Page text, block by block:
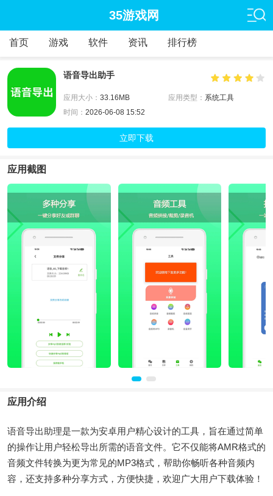
35游戏网
首页 游戏 软件 资讯 排行榜
语音导出助手
应用大小： 33.16MB 应用类型： 系统工具
时间： 2026-06-08 15:52
立即下载
应用截图
应用介绍
语音导出助理是一款为安卓用户精心设计的工具，旨在通过简单
的操作让用户轻松导出所需的语音文件。它不仅能将AMR格式的
音频文件转换为更为常见的MP3格式，帮助你畅听各种音频内
容，还支持多种分享方式，方便快捷，欢迎广大用户下载体验！